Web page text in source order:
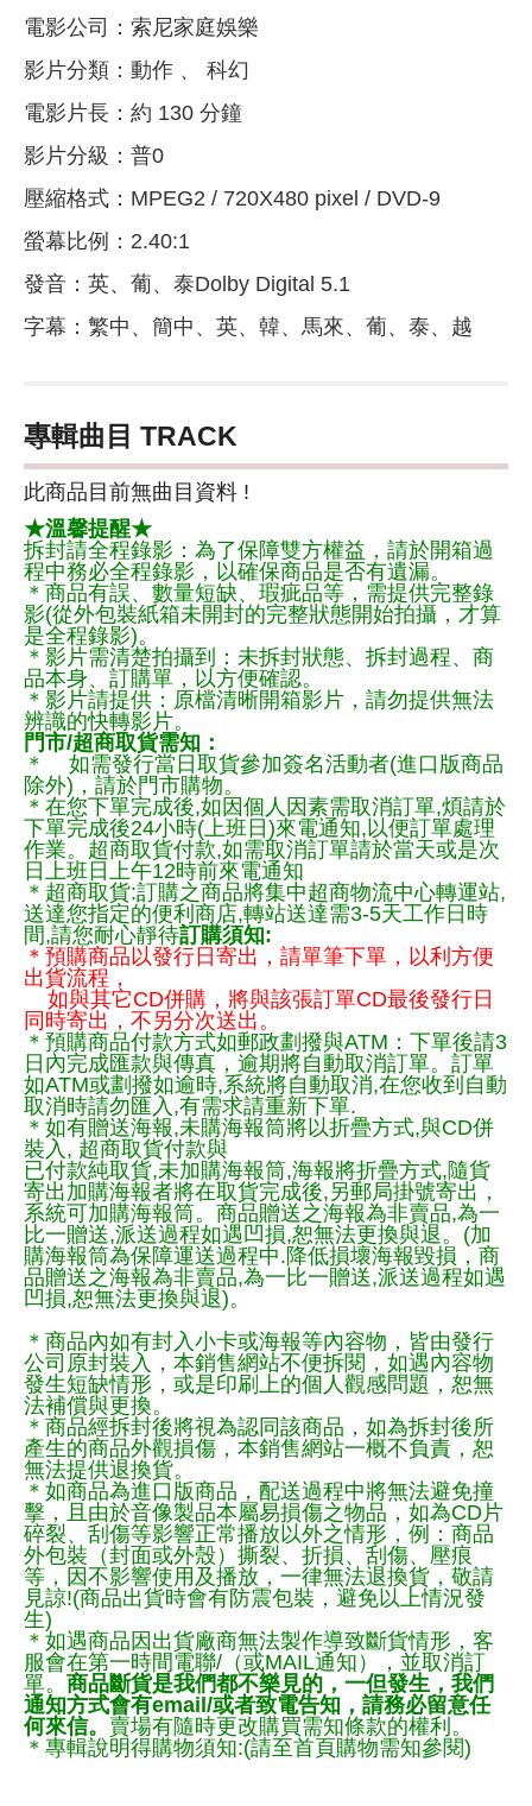
電影公司：索尼家庭娛樂
影片分類：動作 、 科幻
電影片長：約 130 分鐘
影片分級：普0
壓縮格式：MPEG2 / 720X480 pixel / DVD-9
螢幕比例：2.40:1
發音：英、葡、泰Dolby Digital 5.1
字幕：繁中、簡中、英、韓、馬來、葡、泰、越
專輯曲目 TRACK
此商品目前無曲目資料 !
★溫馨提醒★
拆封請全程錄影：為了保障雙方權益，請於開箱過
程中務必全程錄影，以確保商品是否有遺漏。
＊商品有誤、數量短缺、瑕疵品等，需提供完整錄
影(從外包裝紙箱未開封的完整狀態開始拍攝，才算
是全程錄影)。
＊影片需清楚拍攝到：未拆封狀態、拆封過程、商
品本身、訂購單，以方便確認。
＊影片請提供：原檔清晰開箱影片，請勿提供無法
辨識的快轉影片。
門市/超商取貨需知：
＊ 如需發行當日取貨參加簽名活動者(進口版商品
除外)，請於門市購物。
＊在您下單完成後,如因個人因素需取消訂單,煩請於
下單完成後24小時(上班日)來電通知,以便訂單處理
作業。超商取貨付款,如需取消訂單請於當天或是次
日上班日上午12時前來電通知
＊超商取貨:訂購之商品將集中超商物流中心轉運站,
送達您指定的便利商店,轉站送達需3-5天工作日時
間,請您耐心靜待訂購須知:
＊預購商品以發行日寄出，請單筆下單，以利方便
出貨流程，
如與其它CD併購，將與該張訂單CD最後發行日
同時寄出，不另分次送出。
＊預購商品付款方式如郵政劃撥與ATM：下單後請3
日內完成匯款與傳真，逾期將自動取消訂單。訂單
如ATM或劃撥如逾時,系統將自動取消,在您收到自動
取消時請勿匯入,有需求請重新下單.
＊如有贈送海報,未購海報筒將以折疊方式,與CD併
裝入, 超商取貨付款與
已付款純取貨,未加購海報筒,海報將折疊方式,隨貨
寄出加購海報者將在取貨完成後,另郵局掛號寄出，
系統可加購海報筒。商品贈送之海報為非賣品,為一
比一贈送,派送過程如遇凹損,恕無法更換與退。(加
購海報筒為保障運送過程中.降低損壞海報毀損，商
品贈送之海報為非賣品,為一比一贈送,派送過程如遇
凹損,恕無法更換與退)。
＊商品內如有封入小卡或海報等內容物，皆由發行
公司原封裝入，本銷售網站不便拆閱，如遇內容物
發生短缺情形，或是印刷上的個人觀感問題，恕無
法補償與更換。
＊商品經拆封後將視為認同該商品，如為拆封後所
產生的商品外觀損傷，本銷售網站一概不負責，恕
無法提供退換貨。
＊如商品為進口版商品，配送過程中將無法避免撞
擊，且由於音像製品本屬易損傷之物品，如為CD片
碎裂、刮傷等影響正常播放以外之情形，例：商品
外包裝（封面或外殼）撕裂、折損、刮傷、壓痕
等，因不影響使用及播放，一律無法退換貨，敬請
見諒!(商品出貨時會有防震包裝，避免以上情況發
生)
＊如遇商品因出貨廠商無法製作導致斷貨情形，客
服會在第一時間電聯/（或MAIL通知），並取消訂
單。 商品斷貨是我們都不樂見的，一但發生，我們
通知方式會有email/或者致電告知，請務必留意任
何來信。 賣場有隨時更改購買需知條款的權利。
＊專輯說明得購物須知:(請至首頁購物需知參閱)